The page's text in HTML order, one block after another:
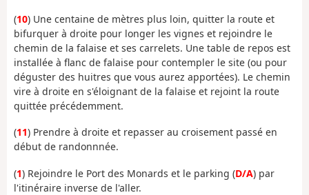
(10) Une centaine de mètres plus loin, quitter la route et
bifurquer à droite pour longer les vignes et rejoindre le
chemin de la falaise et ses carrelets. Une table de repos est
installée à flanc de falaise pour contempler le site (ou pour
déguster des huitres que vous aurez apportées). Le chemin
vire à droite en s'éloignant de la falaise et rejoint la route
quittée précédemment.
(11) Prendre à droite et repasser au croisement passé en
début de randonnnée.
(1) Rejoindre le Port des Monards et le parking (D/A) par
l'itinéraire inverse de l'aller.